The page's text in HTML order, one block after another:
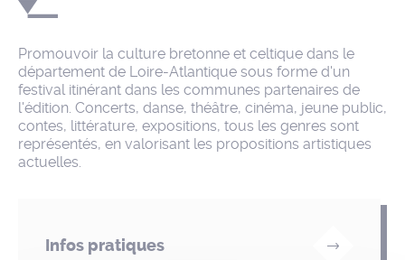
Infos pratiques
Promouvoir la culture bretonne et celtique dans le
département de Loire-Atlantique sous forme d'un
festival itinérant dans les communes partenaires de
l'édition. Concerts, danse, théâtre, cinéma, jeune public,
contes, littérature, expositions, tous les genres sont
représentés, en valorisant les propositions artistiques
actuelles.